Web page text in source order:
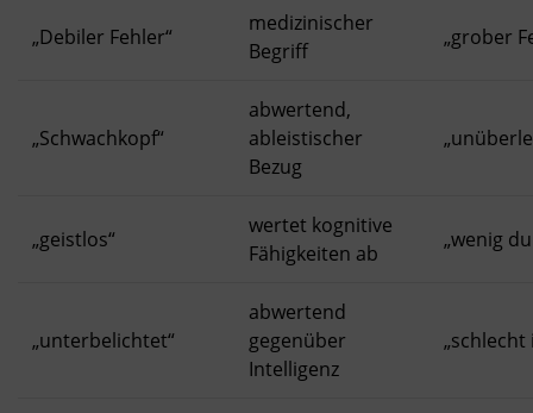
„Debiler Fehler“
medizinischer
Begriff
„grober
„Schwachkopf“
abwertend,
ableistischer
Bezug
„geistlos“
wertet kognitive
Fähigkeiten ab
„wenig
„unterbelichtet“
abwertend
gegenüber
Intelligenz